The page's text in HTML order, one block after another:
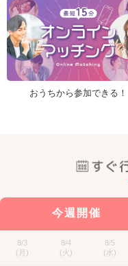
おうちから参加できる！
今週開催
8/3
(月)
8/4
(火)
8/5
(水)